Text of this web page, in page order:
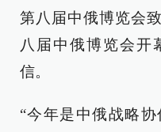
第八届中俄博览会
八届中俄博览会开
信。
“今年是中俄战略